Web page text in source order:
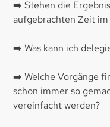
➡️ Stehen die
aufgebrachten Zeit
➡️ Was kann ich
➡️ Welche Vorgänge
schon immer so
vereinfacht werden?